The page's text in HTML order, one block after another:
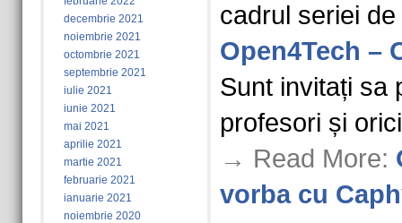
decembrie 2021
noiembrie 2021
octombrie 2021
septembrie 2021
iulie 2021
iunie 2021
mai 2021
aprilie 2021
martie 2021
februarie 2021
ianuarie 2021
noiembrie 2020
cadrul seriei
Open4Tech –
Sunt invitați sa
profesori și
→ Read More:
vorba cu